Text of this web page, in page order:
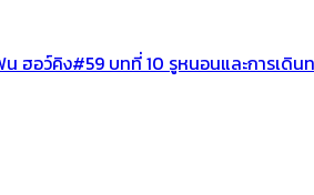
ฮอว์คิง#59 บทที่ 10 รูหนอนและการเดินท